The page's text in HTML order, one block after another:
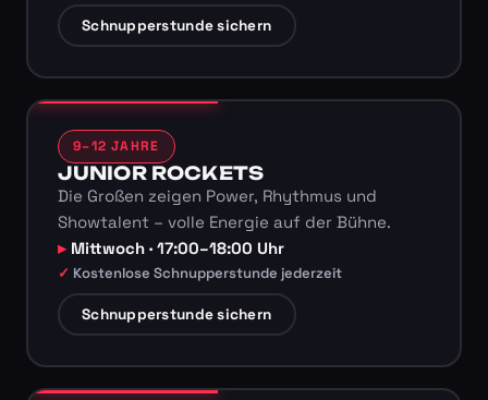
Schnupperstunde sichern
9–12 JAHRE
JUNIOR ROCKETS
Die Großen zeigen Power, Rhythmus und
Showtalent – volle Energie auf der Bühne.
Mittwoch · 17:00–18:00 Uhr
Kostenlose Schnupperstunde jederzeit
Schnupperstunde sichern